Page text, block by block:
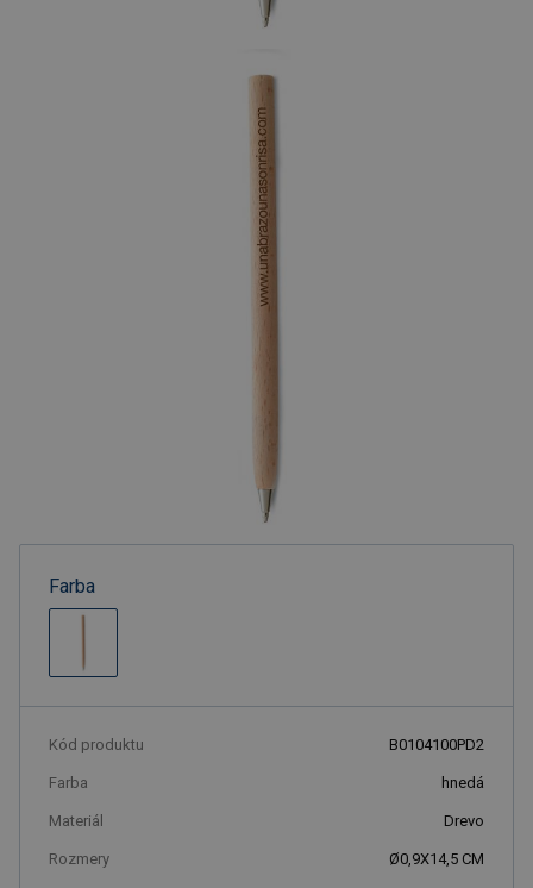
Farba
Kód produktu B0104100PD2
Farba hnedá
Materiál Drevo
Rozmery Ø0,9X14,5 CM